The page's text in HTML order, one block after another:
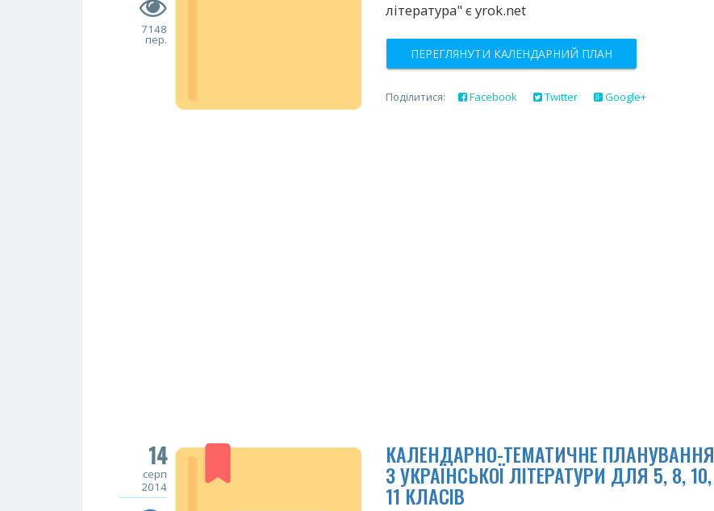
7148
пер.
література" є yrok.net
ПЕРЕГЛЯНУТИ КАЛЕНДАРНИЙ ПЛАН
Поділитися: Facebook Twitter Google+
14
серп
2014
КАЛЕНДАРНО-ТЕМАТИЧНЕ ПЛАНУВАННЯ
З УКРАЇНСЬКОЇ ЛІТЕРАТУРИ ДЛЯ 5, 8, 10,
11 КЛАСІВ